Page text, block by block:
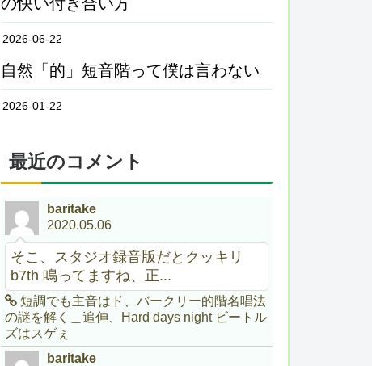
2026-06-22
自然「的」短音階って僕は言わない
2026-01-22
最近のコメント
baritake
2020.05.06
そこ、スタジオ録音版だとクッキリ
b7th 鳴ってますね、正...
短調でも主音はド、バークリー的階名唱法
の謎を解く＿追伸、Hard days night ビートル
ズはスゲぇ
baritake